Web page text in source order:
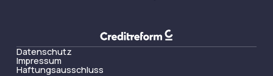
Datenschutz
Impressum
Haftungsausschluss